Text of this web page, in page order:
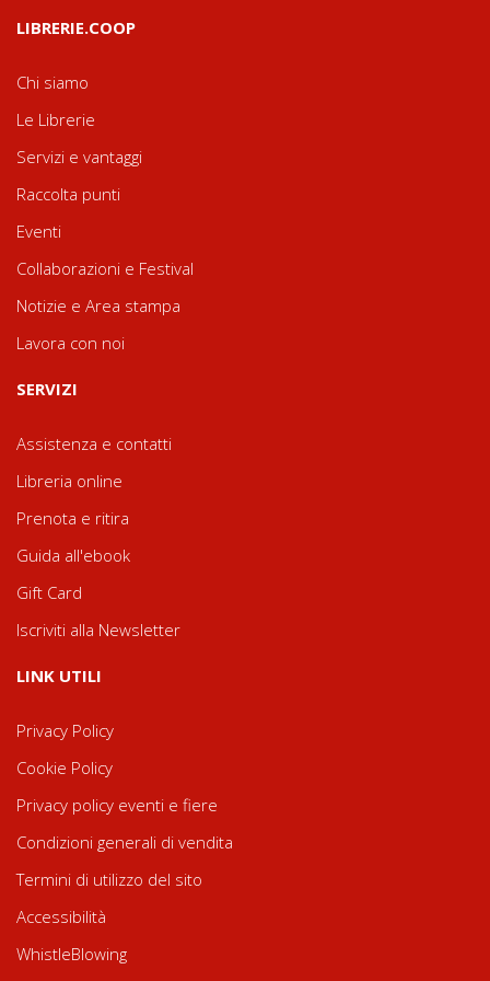
LIBRERIE.COOP
Chi siamo
Le Librerie
Servizi e vantaggi
Raccolta punti
Eventi
Collaborazioni e Festival
Notizie e Area stampa
Lavora con noi
SERVIZI
Assistenza e contatti
Libreria online
Prenota e ritira
Guida all'ebook
Gift Card
Iscriviti alla Newsletter
LINK UTILI
Privacy Policy
Cookie Policy
Privacy policy eventi e fiere
Condizioni generali di vendita
Termini di utilizzo del sito
Accessibilità
WhistleBlowing